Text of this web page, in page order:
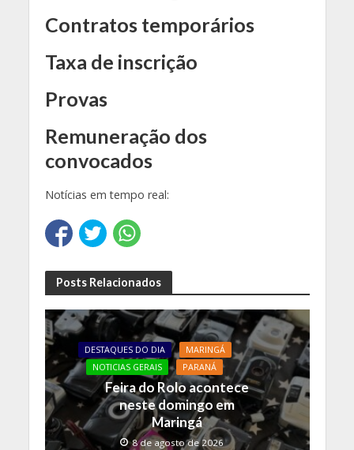
Contratos temporários
Taxa de inscrição
Provas
Remuneração dos
convocados
Notícias em tempo real:
Posts Relacionados
DESTAQUES DO DIA
MARINGÁ
NOTICIAS GERAIS
PARANÁ
Feira do Rolo acontece
neste domingo em
Maringá
8 de agosto de 2026